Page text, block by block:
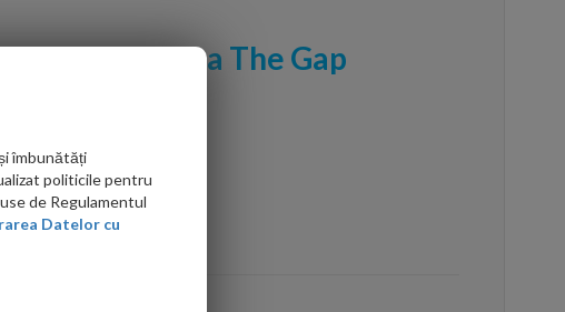
Roca The Gap
parte mai ieftin?
îmbunătăți
politicile pentru
de Regulamentul
Datelor cu